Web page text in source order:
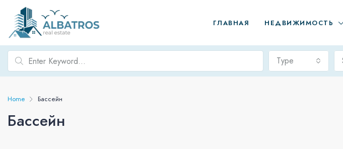
ГЛАВНАЯ НЕДВИЖИМОСТЬ
Type
Home Бассейн
Бассейн